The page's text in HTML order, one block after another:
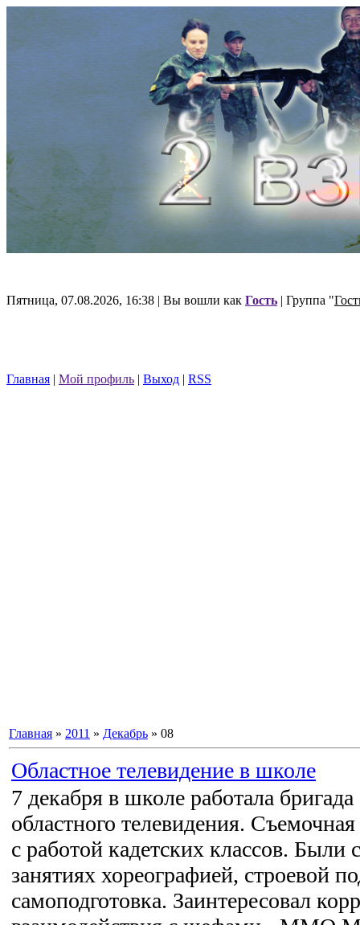
Пятница, 07.08.2026, 16:38 | Вы вошли как Гость | Группа "
Главная | Мой профиль | Выход | RSS
Главная » 2011 » Декабрь » 08
Областное телевидение в школе
7 декабря в школе работала
областного телевидения.
с работой кадетских классов.
занятиях хореографией, строевой
самоподготовка. Заинтересовал